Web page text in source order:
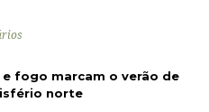
fogo marcam o verão de
norte